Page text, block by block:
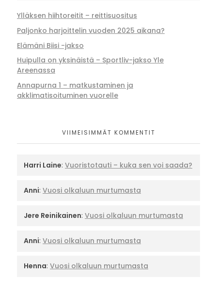
Ylläksen hiihtoreitit – reittisuositus
Paljonko harjoittelin vuoden 2025 aikana?
Elämäni Biisi -jakso
Huipulla on yksinäistä – Sportliv-jakso Yle
Areenassa
Annapurna 1 – matkustaminen ja
akklimatisoituminen vuorelle
VIIMEISIMMÄT KOMMENTIT
Harri Laine: Vuoristotauti – kuka sen voi saada?
Anni: Vuosi olkaluun murtumasta
Jere Reinikainen: Vuosi olkaluun murtumasta
Anni: Vuosi olkaluun murtumasta
Henna: Vuosi olkaluun murtumasta